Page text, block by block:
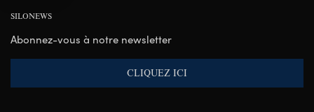
SILONEWS
Abonnez-vous à notre newsletter
CLIQUEZ ICI